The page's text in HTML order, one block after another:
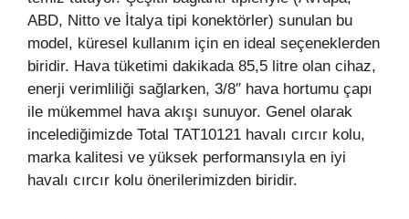
ABD, Nitto ve İtalya tipi konektörler) sunulan bu
model, küresel kullanım için en ideal seçeneklerden
biridir. Hava tüketimi dakikada 85,5 litre olan cihaz,
enerji verimliliği sağlarken, 3/8″ hava hortumu çapı
ile mükemmel hava akışı sunuyor. Genel olarak
incelediğimizde Total TAT10121 havalı cırcır kolu,
marka kalitesi ve yüksek performansıyla en iyi
havalı cırcır kolu önerilerimizden biridir.